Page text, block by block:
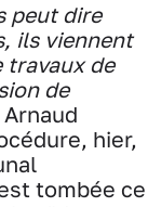
peut dire
ils viennent
travaux de
de
hier,
tombée ce